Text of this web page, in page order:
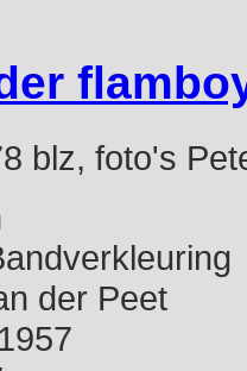
blz, foto's
der Peet
1957